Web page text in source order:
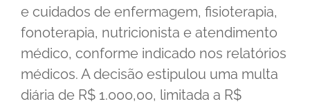
e cuidados de enfermagem, fisioterapia,
fonoterapia, nutricionista e atendimento
médico, conforme indicado nos relatórios
médicos. A decisão estipulou uma multa
diária de R$ 1.000,00, limitada a R$